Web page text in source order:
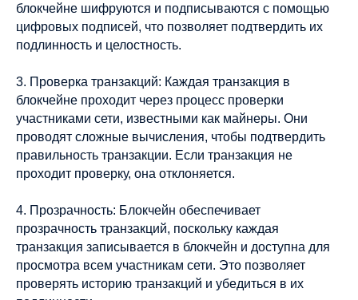
блокчейне шифруются и подписываются с помощью
цифровых подписей, что позволяет подтвердить их
подлинность и целостность.
3. Проверка транзакций: Каждая транзакция в
блокчейне проходит через процесс проверки
участниками сети, известными как майнеры. Они
проводят сложные вычисления, чтобы подтвердить
правильность транзакции. Если транзакция не
проходит проверку, она отклоняется.
4. Прозрачность: Блокчейн обеспечивает
прозрачность транзакций, поскольку каждая
транзакция записывается в блокчейн и доступна для
просмотра всем участникам сети. Это позволяет
проверять историю транзакций и убедиться в их